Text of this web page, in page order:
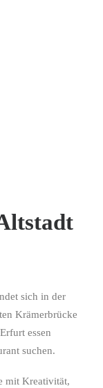
sich in der
Krämerbrücke
essen
suchen.
mit Kreativität,